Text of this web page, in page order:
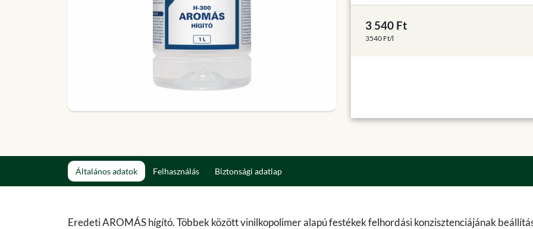
3 540 Ft
3540 Ft/l
Általános adatok Felhasználás Biztonsági adatlap
Eredeti AROMÁS hígító. Többek között vinilkopolimer alapú festékek felhordási konzisztenciájának